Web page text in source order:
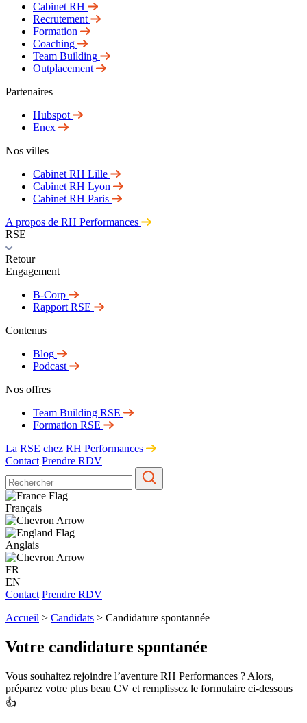
Cabinet RH
Recrutement
Formation
Coaching
Team Building
Outplacement
Partenaires
Hubspot
Enex
Nos villes
Cabinet RH Lille
Cabinet RH Lyon
Cabinet RH Paris
A propos de RH Performances
RSE
Retour
Engagement
B-Corp
Rapport RSE
Contenus
Blog
Podcast
Nos offres
Team Building RSE
Formation RSE
La RSE chez RH Performances
Contact Prendre RDV
Français
Anglais
FR
EN
Contact Prendre RDV
Accueil > Candidats > Candidature spontannée
Votre candidature spontanée
Vous souhaitez rejoindre l’aventure RH Performances ? Alors,
préparez votre plus beau CV et remplissez le formulaire ci-dessous
👍